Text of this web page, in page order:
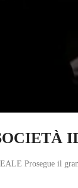
Prosegue il